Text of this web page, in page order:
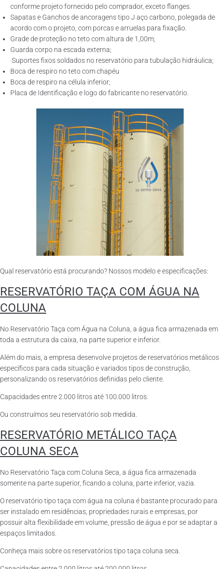
conforme projeto fornecido pelo comprador, exceto flanges.
Sapatas e Ganchos de ancoragens tipo J aço carbono, polegada de
acordo com o projeto, com porcas e arruelas para fixação.
Grade de proteção no teto com altura de 1,00m;
Guarda corpo na escada externa;
·Suportes fixos soldados no reservatório para tubulação hidráulica;
Boca de respiro no teto com chapéu
Boca de respiro na célula inferior;
Placa de Identificação e logo do fabricante no reservatório.
Qual reservatório está procurando? Nossos modelo e especificações:
RESERVATÓRIO TAÇA COM ÁGUA NA
COLUNA
No Reservatório Taça com Água na Coluna, a água fica armazenada em
toda a estrutura da caixa, na parte superior e inferior.
Além do mais, a empresa desenvolve projetos de reservatórios metálicos
específicos para cada situação e variados tipos de construção,
personalizando os reservatórios definidas pelo cliente.
Capacidades entre 2.000 litros até 100.000 litros.
Ou construímos seu reservatório sob medida.
RESERVATÓRIO METÁLICO TAÇA
COLUNA SECA
No Reservatório Taça com Coluna Seca, a água fica armazenada
somente na parte superior, ficando a coluna, parte inferior, vazia.
O reservatório tipo taça com água na coluna é bastante procurado para
ser instalado em residências, propriedades rurais e empresas, por
possuir alta flexibilidade em volume, pressão de água e por se adaptar a
espaços limitados.
Conheça mais sobre os reservatórios tipo taça coluna seca.